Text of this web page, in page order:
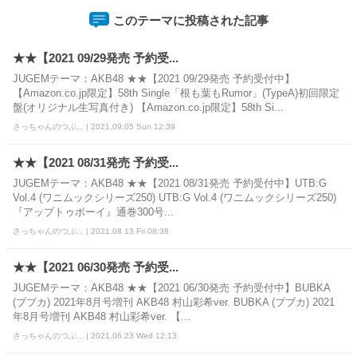
このテーマに投稿された記事
★★【2021 09/29発売 予約受...
JUGEMテーマ：AKB48 ★★【2021 09/29発売 予約受付中】
【Amazon.co.jp限定】58th Single「根も葉もRumor」(TypeA)初回限定
盤(オリジナル生写真付き) 【Amazon.co.jp限定】58th Si...
さっちゃんのつぶ... | 2021.09.05 Sun 12:39
★★【2021 08/31発売 予約受...
JUGEMテーマ：AKB48 ★★【2021 08/31発売 予約受付中】UTB:G
Vol.4 (ワニムックシリーズ250) UTB:G Vol.4 (ワニムックシリーズ250)
『アップトゥボーイ』通巻300号...
さっちゃんのつぶ... | 2021.08.13 Fri 08:38
★★【2021 06/30発売 予約受...
JUGEMテーマ：AKB48 ★★【2021 06/30発売 予約受付中】BUBKA
(ブブカ) 2021年8月号増刊 AKB48 村山彩希ver. BUBKA (ブブカ) 2021
年8月号増刊 AKB48 村山彩希ver. 【...
さっちゃんのつぶ... | 2021.06.23 Wed 12:13